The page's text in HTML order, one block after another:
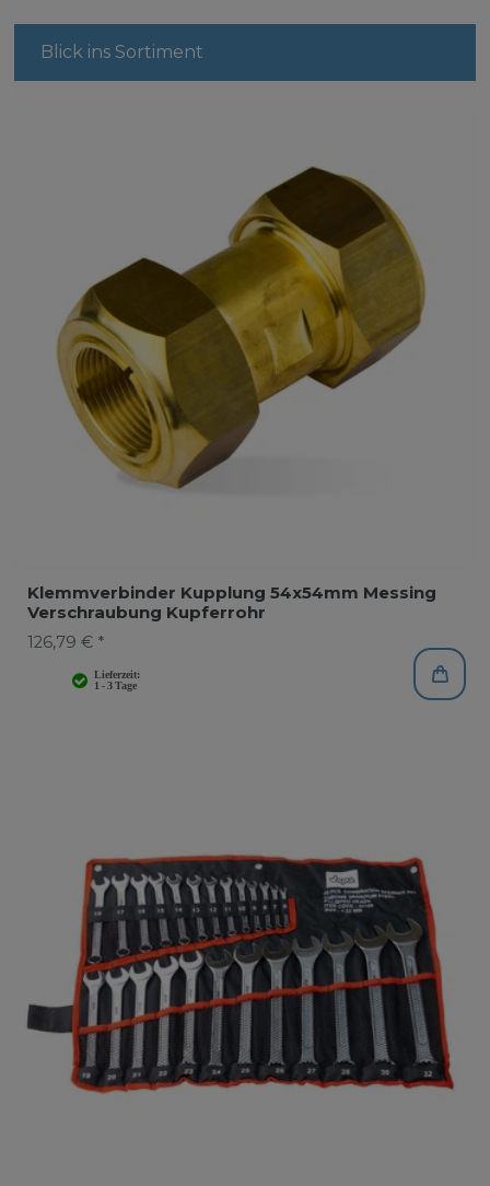
Blick ins Sortiment
Klemmverbinder Kupplung 54x54mm Messing
Verschraubung Kupferrohr
126,79 € *